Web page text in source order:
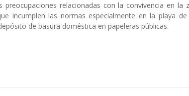
preocupaciones relacionadas con la convivencia en
incumplen las normas especialmente en la playa
de basura doméstica en papeleras públicas.